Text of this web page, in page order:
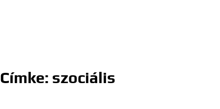
Címke: szociális